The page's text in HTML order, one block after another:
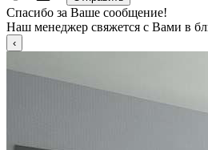
Спасибо за Ваше сообщение!
Наш менеджер свяжется с Вами в